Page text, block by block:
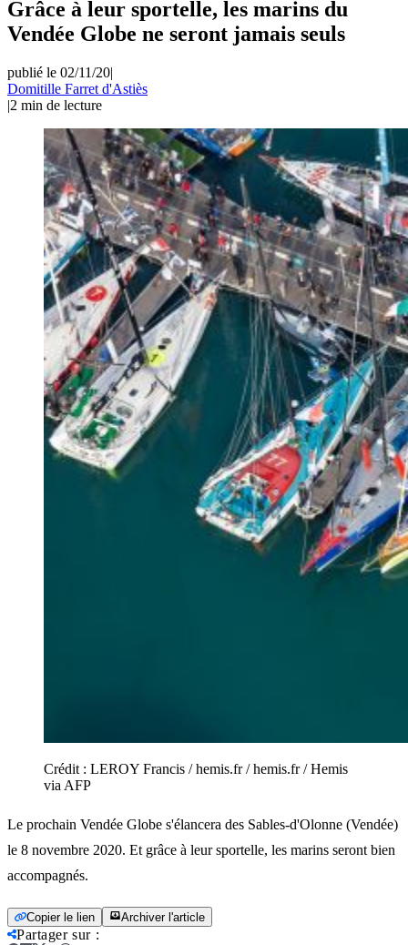
Grâce à leur sportelle, les marins du
Vendée Globe ne seront jamais seuls
publié le 02/11/20|
Domitille Farret d'Astiès
|2 min de lecture
Crédit : LEROY Francis / hemis.fr / hemis.fr / Hemis
via AFP
Le prochain Vendée Globe s'élancera des Sables-d'Olonne (Vendée)
le 8 novembre 2020. Et grâce à leur sportelle, les marins seront bien
accompagnés.
Copier le lien Archiver l'article
Partager sur: